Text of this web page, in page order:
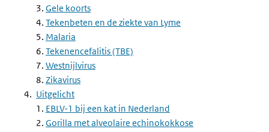
3. Gele koorts
4. Tekenbeten en de ziekte van Lyme
5. Malaria
6. Tekenencefalitis (TBE)
7. Westnijlvirus
8. Zikavirus
Uitgelicht
1. EBLV-1 bij een kat in Nederland
2. Gorilla met alveolaire echinokokkose